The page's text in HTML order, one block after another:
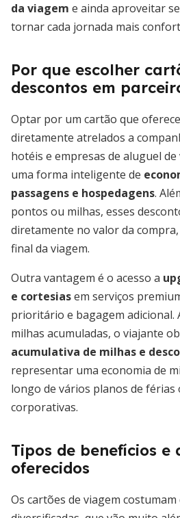
da viagem e ainda aproveitar
tornar cada jornada mais
Por que escolher
descontos em
Optar por um cartão que
diretamente atrelados a
hotéis e empresas de aluguel
uma forma inteligente de
passagens e hospedagens.
pontos ou milhas, esses
diretamente no valor da
final da viagem.
Outra vantagem é o acesso a
e cortesiasem serviços
prioritário e bagagem adicional.
milhas acumuladas, o viajante
acumulativa de milhas e
representar uma economia de
longo de vários planos de férias
corporativas.
Tipos de benefícios e
oferecidos
Os cartões de viagem